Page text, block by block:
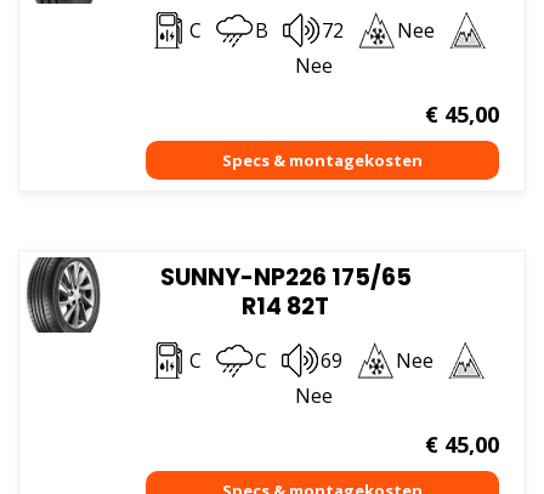
C B 72
Nee
Nee
€45,00
SUNNY-NP226 175/65
R14 82T
C C 69
Nee
Nee
€45,00